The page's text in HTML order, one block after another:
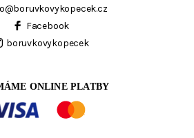
@boruvkovykopecek.cz
Facebook
boruvkovykopecek
ONLINE PLATBY